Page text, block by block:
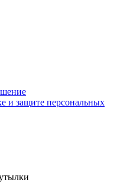
и защите персональных